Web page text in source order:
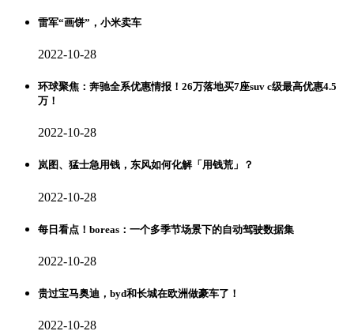
雷军“画饼”，小米卖车
2022-10-28
环球聚焦：奔驰全系优惠情报！26万落地买7座suv c级最高优惠4.5
万！
2022-10-28
岚图、猛士急用钱，东风如何化解「用钱荒」？
2022-10-28
每日看点！boreas：一个多季节场景下的自动驾驶数据集
2022-10-28
贵过宝马奥迪，byd和长城在欧洲做豪车了！
2022-10-28